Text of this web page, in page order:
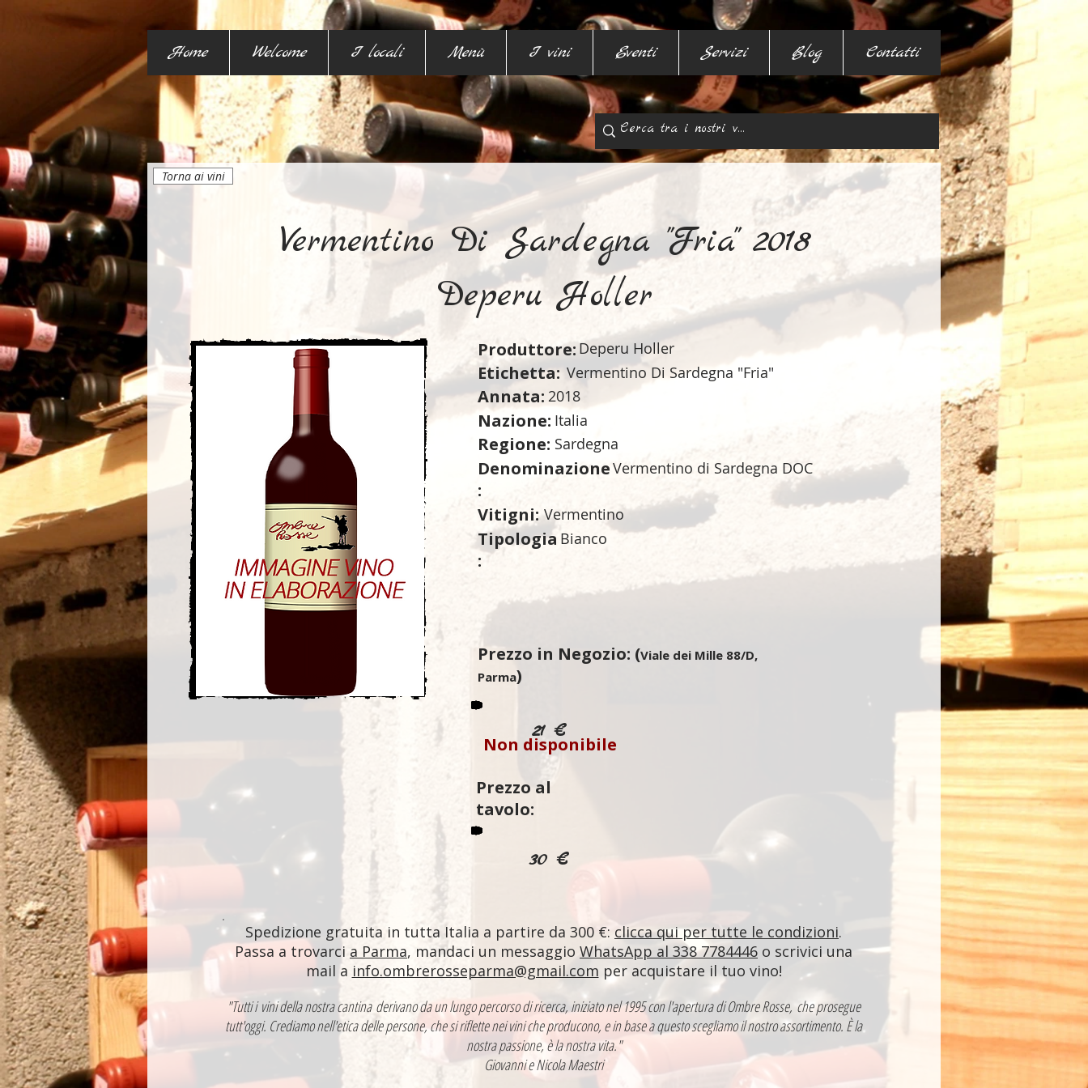
Home Welcome I locali Menù I vini Eventi Servizi Blog Contatti
Torna ai vini
Vermentino Di Sardegna "Fria" 2018
Deperu Holler
Produttore:Deperu Holler
Etichetta: Vermentino Di Sardegna "Fria"
Annata: 2018
Nazione: Italia
Regione: Sardegna
Denominazione
:
Vermentino di Sardegna DOC
Vitigni: Vermentino
Tipologia
:
Bianco
Prezzo in Negozio: (Viale dei Mille 88/D,
Parma)
21 €
Non disponibile
Prezzo al
tavolo:
30 €
Spedizione gratuita in tutta Italia a partire da 300 €: clicca qui per tutte le condizioni.
Passa a trovarci a Parma, mandaci un messaggio WhatsApp al 338 7784446 o scrivici una
mail a info.ombrerosseparma@gmail.com per acquistare il tuo vino!
"Tutti i vini della nostra cantina derivano da un lungo percorso di ricerca, iniziato nel 1995 con l'apertura di Ombre Rosse, che prosegue
tutt'oggi. Crediamo nell'etica delle persone, che si riflette nei vini che producono, e in base a questo scegliamo il nostro assortimento. È la
nostra passione, è la nostra vita."
Giovanni e Nicola Maestri